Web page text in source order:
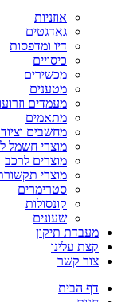
אוזניות
גאדגטים
דיו ומדפסות
כיסויים
מכשירים
מטענים
מעמדים
מתאמים
מחשבים וציוד
מוצרי חשמל
מוצרים לרכב
מוצרי
סטרימרים
קונסולות
שעונים
מעבדת תיקון
קצת עלינו
צור קשר
דף הבית